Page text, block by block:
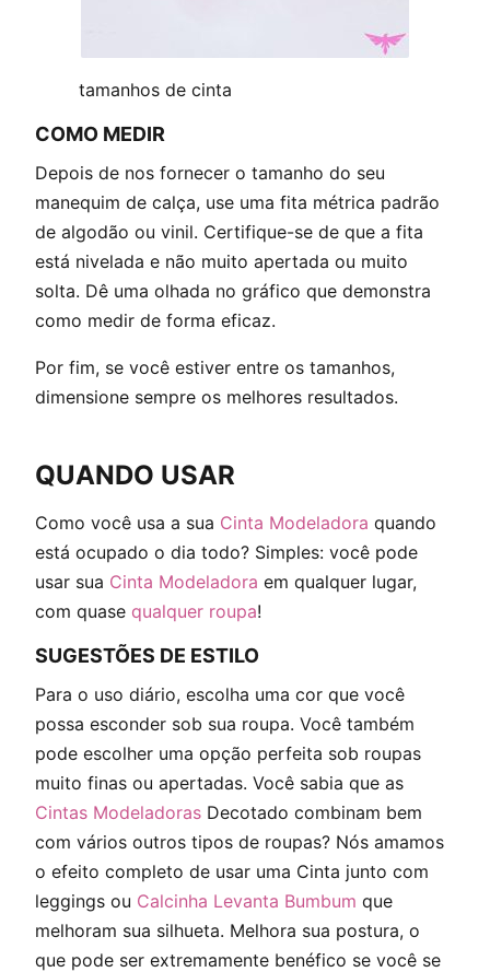
tamanhos de cinta
COMO MEDIR
Depois de nos fornecer o tamanho do seu
manequim de calça, use uma fita métrica padrão
de algodão ou vinil. Certifique-se de que a fita
está nivelada e não muito apertada ou muito
solta. Dê uma olhada no gráfico que demonstra
como medir de forma eficaz.
Por fim, se você estiver entre os tamanhos,
dimensione sempre os melhores resultados.
QUANDO USAR
Como você usa a sua Cinta Modeladora quando
está ocupado o dia todo? Simples: você pode
usar sua Cinta Modeladora em qualquer lugar,
com quase qualquer roupa!
SUGESTÕES DE ESTILO
Para o uso diário, escolha uma cor que você
possa esconder sob sua roupa. Você também
pode escolher uma opção perfeita sob roupas
muito finas ou apertadas. Você sabia que as
Cintas Modeladoras Decotado combinam bem
com vários outros tipos de roupas? Nós amamos
o efeito completo de usar uma Cinta junto com
leggings ou Calcinha Levanta Bumbum que
melhoram sua silhueta. Melhora sua postura, o
que pode ser extremamente benéfico se você se